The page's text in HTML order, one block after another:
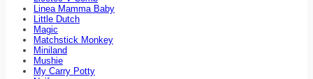
Linea Mamma Baby
Little Dutch
Magic
Matchstick Monkey
Miniland
Mushie
My Carry Potty